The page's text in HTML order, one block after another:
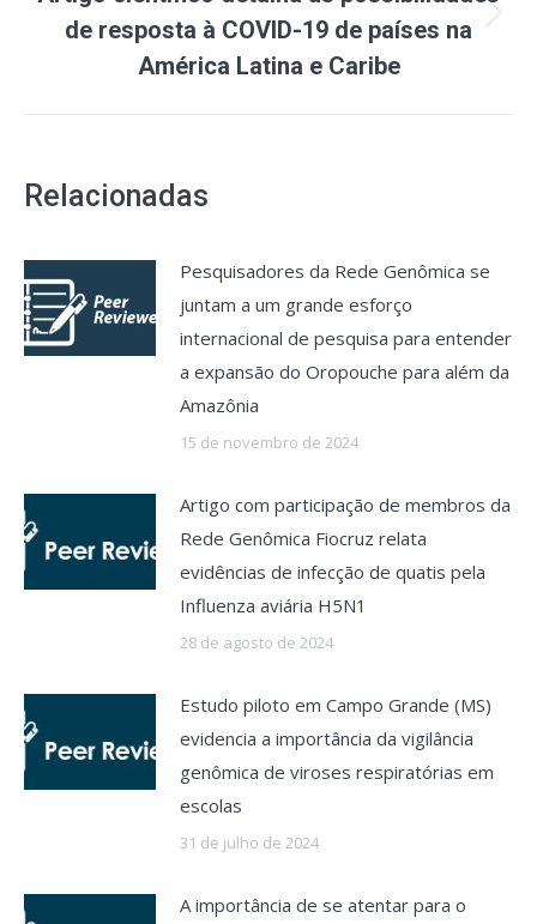
Próximo
post:
de resposta à COVID-19 de países na
América Latina e Caribe
Relacionadas
Pesquisadores da Rede Genômica se
juntam a um grande esforço
internacional de pesquisa para entender
a expansão do Oropouche para além da
Amazônia
15 de novembro de 2024
Artigo com participação de membros da
Rede Genômica Fiocruz relata
evidências de infecção de quatis pela
Influenza aviária H5N1
28 de agosto de 2024
Estudo piloto em Campo Grande (MS)
evidencia a importância da vigilância
genômica de viroses respiratórias em
escolas
31 de julho de 2024
A importância de se atentar para o